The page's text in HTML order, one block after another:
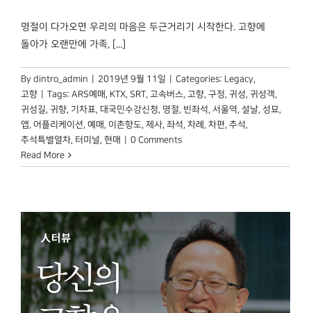
박물관 홈페이지
명절이 다가오면 우리의 마음은 두근거리기 시작한다. 고향에
돌아가 오랜만에 가족, [...]
By dintro_admin 2019년 9월 11일 Categories: Legacy,
고향
Tags: ARS예매 , KTX, SRT, 고속버스, 고향, 구정, 귀성, 귀성객,
귀성길, 귀향, 기차표, 대국민수강신청, 명절, 빈좌석, 서울역, 설날, 성묘,
앱, 어플리케이션, 예매 , 이촌향도, 제사, 좌석, 차례 , 차편, 추석,
추석특별열차, 터미널, 현매
0 Comments
Read More